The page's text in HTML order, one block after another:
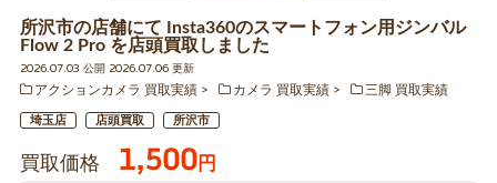
所沢市の店舗にて Insta360のスマートフォン用ジンバル
Flow 2 Pro を店頭買取しました
2026.07.03 公開 2026.07.06 更新
アクションカメラ 買取実績
カメラ 買取実績 三脚 買取実績
埼玉店 店頭買取 所沢市
買取価格 1,500円